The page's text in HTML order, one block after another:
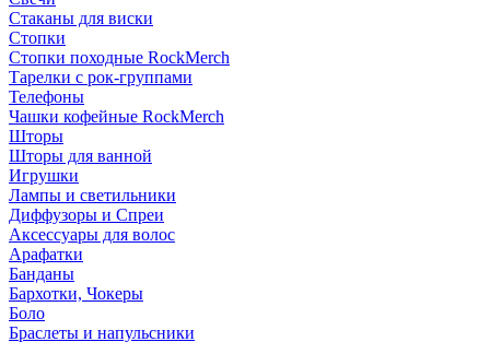
Стаканы для виски
Стопки
Стопки походные RockMerch
Тарелки с рок-группами
Телефоны
Чашки кофейные RockMerch
Шторы
Шторы для ванной
Игрушки
Лампы и светильники
Диффузоры и Спреи
Аксессуары для волос
Арафатки
Банданы
Бархотки, Чокеры
Боло
Браслеты и напульсники